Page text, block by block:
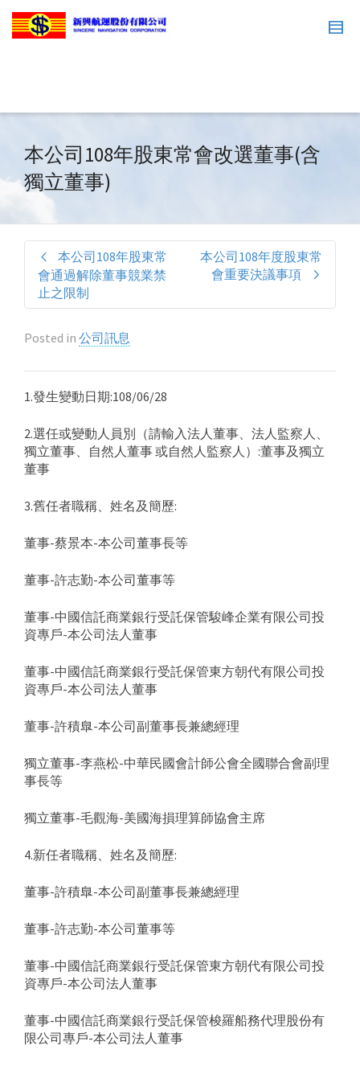
本公司108年股東常會改選董事(含
獨立董事)
本公司108年股東常
會通過解除董事競業禁
止之限制
本公司108年度股東常
會重要決議事項
Posted in 公司訊息
1.發生變動日期:108/06/28
2.選任或變動人員別（請輸入法人董事、法人監察人、
獨立董事、自然人董事 或自然人監察人）:董事及獨立
董事
3.舊任者職稱、姓名及簡歷:
董事-蔡景本-本公司董事長等
董事-許志勤-本公司董事等
董事-中國信託商業銀行受託保管駿峰企業有限公司投
資專戶-本公司法人董事
董事-中國信託商業銀行受託保管東方朝代有限公司投
資專戶-本公司法人董事
董事-許積臯-本公司副董事長兼總經理
獨立董事-李燕松-中華民國會計師公會全國聯合會副理
事長等
獨立董事-毛觀海-美國海損理算師協會主席
4.新任者職稱、姓名及簡歷:
董事-許積臯-本公司副董事長兼總經理
董事-許志勤-本公司董事等
董事-中國信託商業銀行受託保管東方朝代有限公司投
資專戶-本公司法人董事
董事-中國信託商業銀行受託保管梭羅船務代理股份有
限公司專戶-本公司法人董事